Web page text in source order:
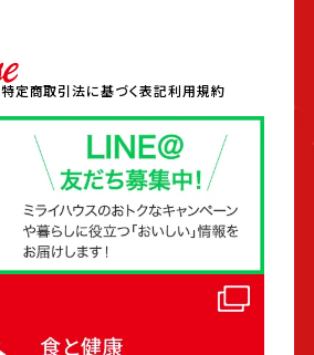
特定商取引法に基づく表記利用規約